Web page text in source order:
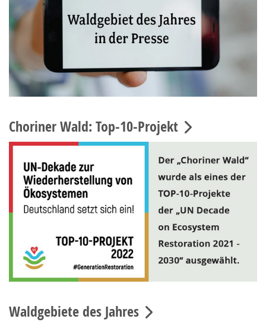
Choriner Wald: Top-10-Projekt
Waldgebiete des Jahres